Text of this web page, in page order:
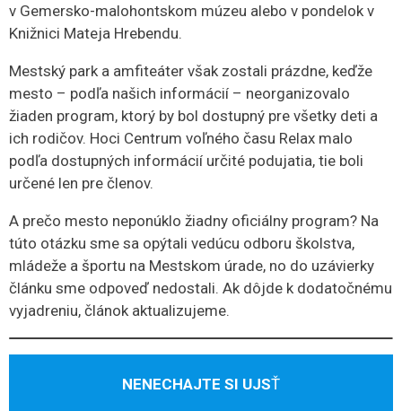
v Gemersko-malohontskom múzeu alebo v pondelok v
Knižnici Mateja Hrebendu.
Mestský park a amfiteáter však zostali prázdne, keďže
mesto – podľa našich informácií – neorganizovalo
žiaden program, ktorý by bol dostupný pre všetky deti a
ich rodičov. Hoci Centrum voľného času Relax malo
podľa dostupných informácií určité podujatia, tie boli
určené len pre členov.
A prečo mesto neponúklo žiadny oficiálny program? Na
túto otázku sme sa opýtali vedúcu odboru školstva,
mládeže a športu na Mestskom úrade, no do uzávierky
článku sme odpoveď nedostali. Ak dôjde k dodatočnému
vyjadreniu, článok aktualizujeme.
NENECHAJTE SI UJSŤ